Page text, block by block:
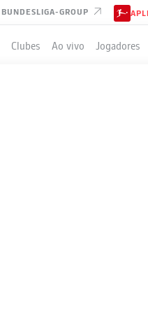
BUNDESLIGA-GROUP
Clubes Ao vivo Jogadores